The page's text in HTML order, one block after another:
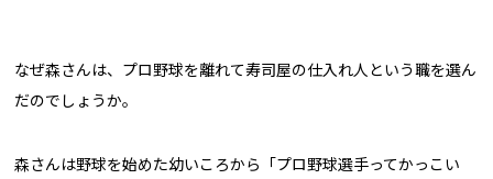
なぜ森さんは、プロ野球を離れて寿司屋の仕入れ人という職を選ん
だのでしょうか。
森さんは野球を始めた幼いころから「プロ野球選手ってかっこい